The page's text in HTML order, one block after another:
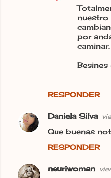
RESPONDER
nuestro
por
caminar.
Daniela Silva
Que buenas
RESPONDER
neuriwoman